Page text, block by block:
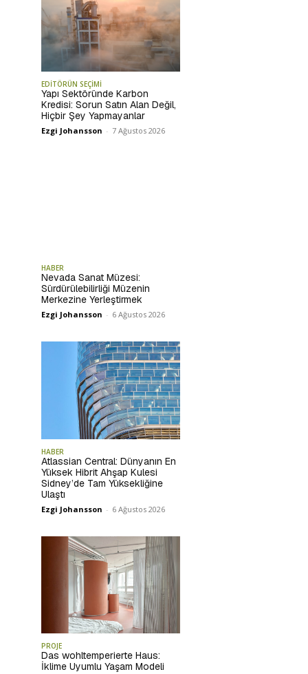
EDİTÖRÜN SEÇİMİ
Yapı Sektöründe Karbon
Kredisi: Sorun Satın Alan Değil,
Hiçbir Şey Yapmayanlar
Ezgi Johansson - 7 Ağustos 2026
HABER
Nevada Sanat Müzesi:
Sürdürülebilirliği Müzenin
Merkezine Yerleştirmek
Ezgi Johansson - 6 Ağustos 2026
HABER
Atlassian Central: Dünyanın En
Yüksek Hibrit Ahşap Kulesi
Sidney’de Tam Yüksekliğine
Ulaştı
Ezgi Johansson - 6 Ağustos 2026
PROJE
Das wohltemperierte Haus:
İklime Uyumlu Yaşam Modeli